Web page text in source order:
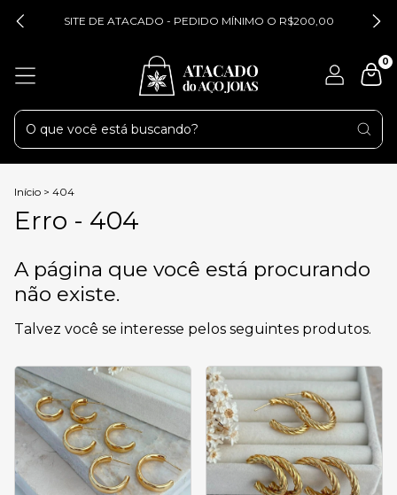
SITE DE ATACADO - PEDIDO MÍNIMO O R$200,00
0
Início > 404
Erro - 404
A página que você está procurando
não existe.
Talvez você se interesse pelos seguintes produtos.